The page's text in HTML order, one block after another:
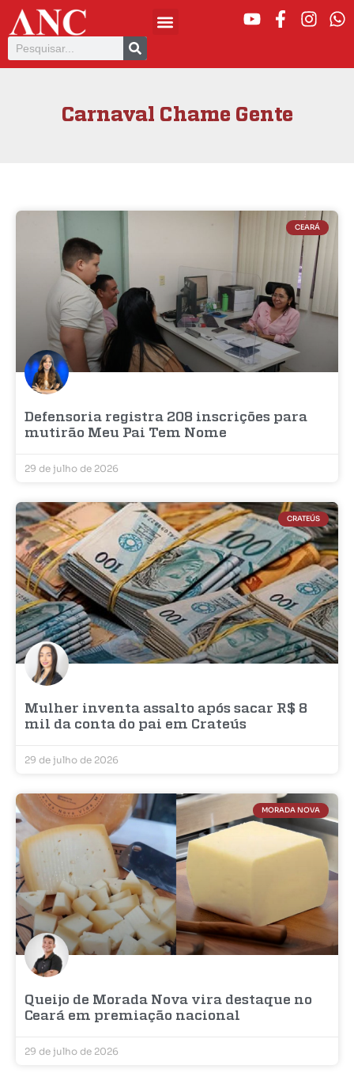
Carnaval Chame Gente
CEARÁ
Defensoria registra 208 inscrições para
mutirão Meu Pai Tem Nome
29 de julho de 2026
CRATEÚS
Mulher inventa assalto após sacar R$ 8
mil da conta do pai em Crateús
29 de julho de 2026
MORADA NOVA
Queijo de Morada Nova vira destaque no
Ceará em premiação nacional
29 de julho de 2026